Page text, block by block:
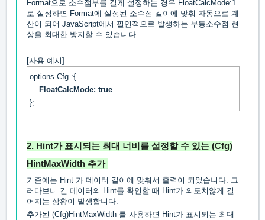
Format으로 소수점부를 길게 설정하는 경우 FloatCalcMode:1
로 설정하면 Format에 설정된 소수점 길이에 맞춰 자동으로 계
산이 되어 JavaScript에서 필연적으로 발생하는 부동소수점 현
상을 최대한 방지할 수 있습니다.
[사용 예시]
options.Cfg :{
FloatCalcMode: true
};
2. Hint가 표시되는 최대 너비를 설정할 수 있는 (Cfg)
HintMaxWidth 추가
기존에는 Hint 가 데이터 길이에 맞춰서 출력이 되었습니다. 그
러다보니 긴 데이터의 Hint를 확인할 때 Hint가 의도치않게 길
어지는 상황이 발생합니다.
추가된 (Cfg)HintMaxWidth 를 사용하면 Hint가 표시되는 최대